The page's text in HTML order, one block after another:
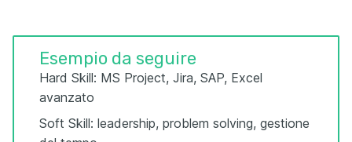
Esempio da seguire
Hard Skill: MS Project, Jira, SAP, Excel
avanzato
Soft Skill: leadership, problem solving, gestione